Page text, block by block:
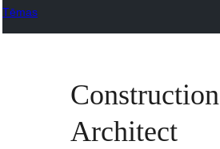
Tēmas
Construction
Architect